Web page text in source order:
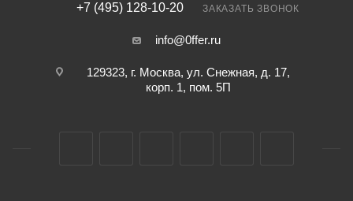
+7 (495) 128-10-20 ЗАКАЗАТЬ ЗВОНОК
info@0ffer.ru
129323, г. Москва, ул. Снежная, д. 17,
корп. 1, пом. 5П